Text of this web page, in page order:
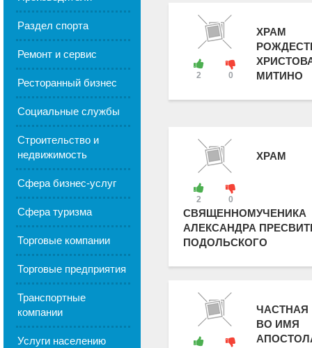
Раздел спорта
Ремонт и сервис
Ресторанный бизнес
Социальные службы
Строительство и
недвижимость
Сфера бизнес-услуг
Сфера туризма
Торговые компании
Торговые предприятия
Транспортные
компании
Услуги населению
2 0
ХРАМ
МИТИНО
2 0
ХРАМ
СВЯЩЕННОМУЧЕНИКА
АЛЕКСАНДРА
ПОДОЛЬСКОГО
ВО ИМЯ